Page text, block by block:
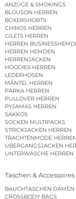
ANZÜGE & SMOKINGS
BLOUSON HERREN
BOXERSHORTS
CHINOS HERREN
GILETS HERREN
HERREN
HERREN HEMDEN
HERRENJACKEN
HOODIES HERREN
LEDERHOSEN
MÄNTEL HERREN
PARKA HERREN
PULLOVER HERREN
PYJAMAS HERREN
SAKKOS
SOCKEN MULTIPACKS
STRICKJACKEN HERREN
TRACHTENMODE HERREN
ÜBERGANGSJACKEN
UNTERWÄSCHE HERREN
Taschen & Accessoires
BAUCHTASCHEN DAMEN
CROSSBODY BAGS